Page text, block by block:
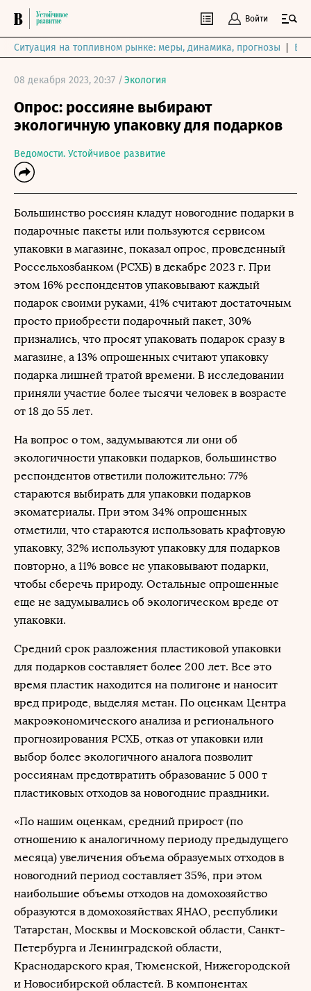
Войти
Ситуация на топливном рынке: меры, динамика, прогнозы
08 декабря 2023, 20:37 /Экология
Опрос: россияне выбирают
экологичную упаковку для подарков
Ведомости. Устойчивое развитие
Большинство россиян кладут новогодние подарки в
подарочные пакеты или пользуются сервисом
упаковки в магазине, показал опрос, проведенный
Россельхозбанком (РСХБ) в декабре 2023 г. При
этом 16% респондентов упаковывают каждый
подарок своими руками, 41% считают достаточным
просто приобрести подарочный пакет, 30%
признались, что просят упаковать подарок сразу в
магазине, а 13% опрошенных считают упаковку
подарка лишней тратой времени. В исследовании
приняли участие более тысячи человек в возрасте
от 18 до 55 лет.
На вопрос о том, задумываются ли они об
экологичности упаковки подарков, большинство
респондентов ответили положительно: 77%
стараются выбирать для упаковки подарков
экоматериалы. При этом 34% опрошенных
отметили, что стараются использовать крафтовую
упаковку, 32% используют упаковку для подарков
повторно, а 11% вовсе не упаковывают подарки,
чтобы сберечь природу. Остальные опрошенные
еще не задумывались об экологическом вреде от
упаковки.
Средний срок разложения пластиковой упаковки
для подарков составляет более 200 лет. Все это
время пластик находится на полигоне и наносит
вред природе, выделяя метан. По оценкам Центра
макроэкономического анализа и регионального
прогнозирования РСХБ, отказ от упаковки или
выбор более экологичного аналога позволит
россиянам предотвратить образование 5 000 т
пластиковых отходов за новогодние праздники.
«По нашим оценкам, средний прирост (по
отношению к аналогичному периоду предыдущего
месяца) увеличения объема образуемых отходов в
новогодний период составляет 35%, при этом
наибольшие объемы отходов на домохозяйство
образуются в домохозяйствах ЯНАО, республики
Татарстан, Москвы и Московской области, Санкт-
Петербурга и Ленинградской области,
Краснодарского края, Тюменской, Нижегородской
и Новосибирской областей. В компонентах